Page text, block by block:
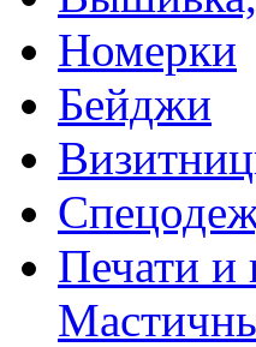
Номерки
Бейджи
Печати